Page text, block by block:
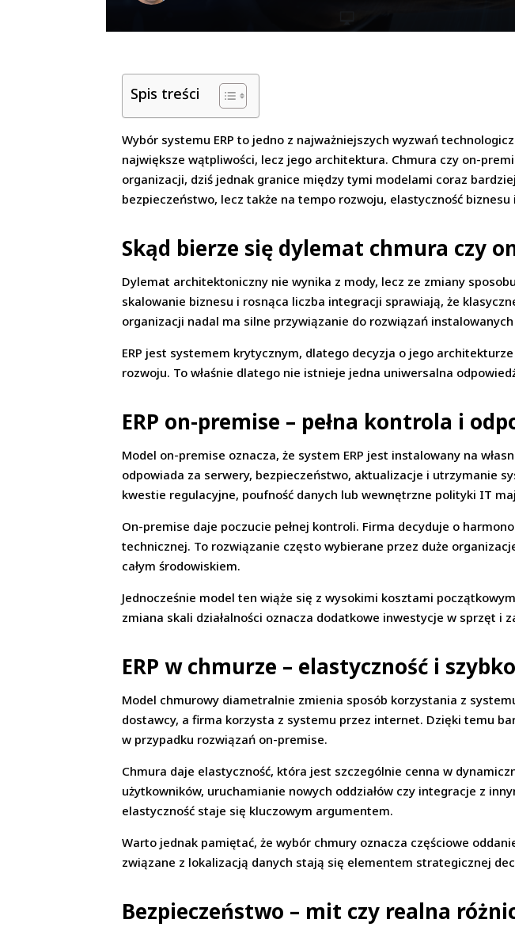
Spis treści
Wybór systemu ERP to jedno z najważniejszych wyzwań
największe wątpliwości, lecz jego architektura. Chmura czy on-
organizacji, dziś jednak granice między tymi modelami coraz
bezpieczeństwo, lecz także na tempo rozwoju, elastyczność biznesu
Skąd bierze się dylemat chmura czy
Dylemat architektoniczny nie wynika z mody, lecz ze zmiany
skalowanie biznesu i rosnąca liczba integracji sprawiają, że
organizacji nadal ma silne przywiązanie do rozwiązań
ERP jest systemem krytycznym, dlatego decyzja o jego
rozwoju. To właśnie dlatego nie istnieje jedna uniwersalna
ERP on-premise – pełna kontrola i
Model on-premise oznacza, że system ERP jest instalowany na
odpowiada za serwery, bezpieczeństwo, aktualizacje i utrzymanie
kwestie regulacyjne, poufność danych lub wewnętrzne polityki IT
On-premise daje poczucie pełnej kontroli. Firma decyduje o
technicznej. To rozwiązanie często wybierane przez duże
całym środowiskiem.
Jednocześnie model ten wiąże się z wysokimi kosztami
zmiana skali działalności oznacza dodatkowe inwestycje w sprzęt i
ERP w chmurze – elastyczność i
Model chmurowy diametralnie zmienia sposób korzystania z
dostawcy, a firma korzysta z systemu przez internet. Dzięki temu
w przypadku rozwiązań on-premise.
Chmura daje elastyczność, która jest szczególnie cenna w
użytkowników, uruchamianie nowych oddziałów czy integracje z
elastyczność staje się kluczowym argumentem.
Warto jednak pamiętać, że wybór chmury oznacza częściowe
związane z lokalizacją danych stają się elementem strategicznej
Bezpieczeństwo – mit czy realna